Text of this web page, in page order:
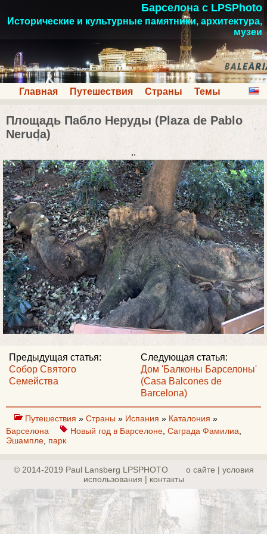
Барселона с LPSPhoto
Исторические и культурные памятники, архитектура,
музеи
Главная Путешествия Страны Темы
Площадь Пабло Неруды (Plaza de Pablo
Neruda)
..
Следующая статья:
Дом 'Балконы Барселоны'
(Casa Balcones de
Barcelona)
Предыдущая статья:
Собор Святого
Семейства
Путешествия » Страны » Испания » Каталония »
Барселона
Новый год в Барселоне Саграда Фамилиа
Эшампле парк
© 2014-2019 Paul Lansberg LPSPHOTO
о сайте | yсловия
использования | контакты